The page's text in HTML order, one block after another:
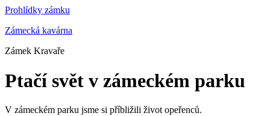
Prohlídky zámku
Zámecká kavárna
Zámek Kravaře
Ptačí svět v zámeckém parku
V zámeckém parku jsme si příbližili život opeřenců.